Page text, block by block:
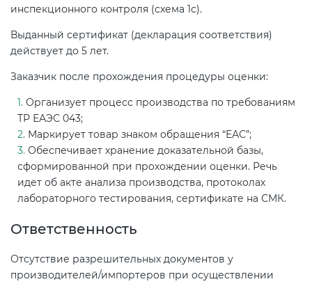
инспекционного контроля (схема 1с).
Выданный сертификат (декларация соответствия)
действует до 5 лет.
Заказчик после прохождения процедуры оценки:
Организует процесс производства по требованиям
ТР ЕАЭС 043;
Маркирует товар знаком обращения “ЕАС”;
Обеспечивает хранение доказательной базы,
сформированной при прохождении оценки. Речь
идет об акте анализа производства, протоколах
лабораторного тестирования, сертификате на СМК.
Ответственность
Отсутствие разрешительных документов у
производителей/импортеров при осуществлении